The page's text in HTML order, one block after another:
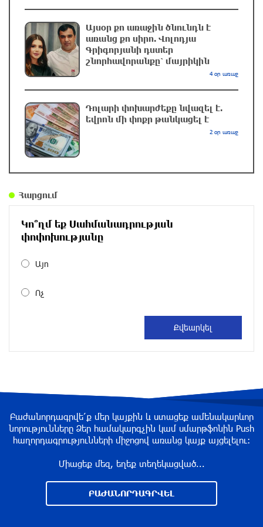
ինքնաթիռի և երեք ավիաընկերության
նկատմամբ պատժամիջոցները
Լոնդոնի կենտրոնում զինված անձը դանակով
Ռուսական ԱԹՍ-ներ արտադրող ընկերության
ղեկավարի դեմ մահափորձ է կատարվել
Սալահը կարիերան կշարունակի Թուրքիայում
Մեքենաներից գողություններ և շորթում
հանցավոր խումբը
3 ժամ առաջ
Նոր հաղորդագրություն՝ Wildberries-ից․ ի՞նչ
Այսօր քո առաջին ծնունդն է
առանց քո սիրո. Վոլոդյա
Գրիգորյանի դստեր
շնորհավորանքը՝ մայրիկին
4 օր առաջ
Դոլարի փոխարժեքը նվազել է.
եվրոն մի փոքր թանկացել է
2 օր առաջ
Հարցում
Կո՞ղմ եք Սահմանադրության
փոփոխությանը
Այո
Ոչ
Բաժանորդագրվե՛ք մեր կայքին և ստացեք ամենակարևոր
նորությունները Ձեր համակարգչին կամ սմարթֆոնին Push
հաղորդագրությունների միջոցով առանց կայք այցելելու։
Միացեք մեզ, եղեք տեղեկացված...
ԲԱԺԱՆՈՐԴԱԳՐՎԵԼ